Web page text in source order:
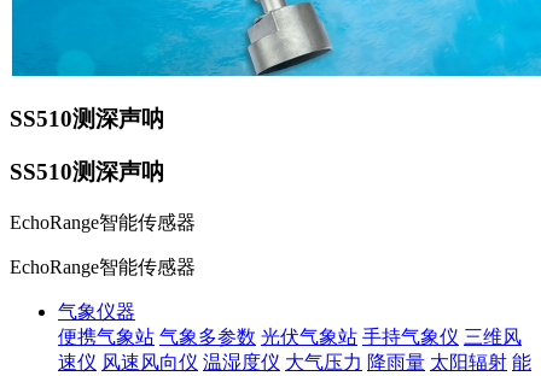
SS510测深声呐
SS510测深声呐
EchoRange智能传感器
EchoRange智能传感器
气象仪器
便携气象站 气象多参数 光伏气象站 手持气象仪 三维风
速仪 风速风向仪 温湿度仪 大气压力 降雨量 太阳辐射 能